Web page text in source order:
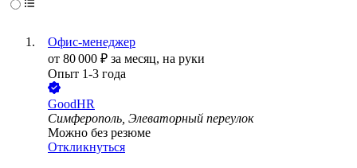
Офис-менеджер
от 80 000 ₽ за месяц, на руки
Опыт 1-3 года
GoodHR
Симферополь, Элеваторный переулок
Можно без резюме
Откликнуться